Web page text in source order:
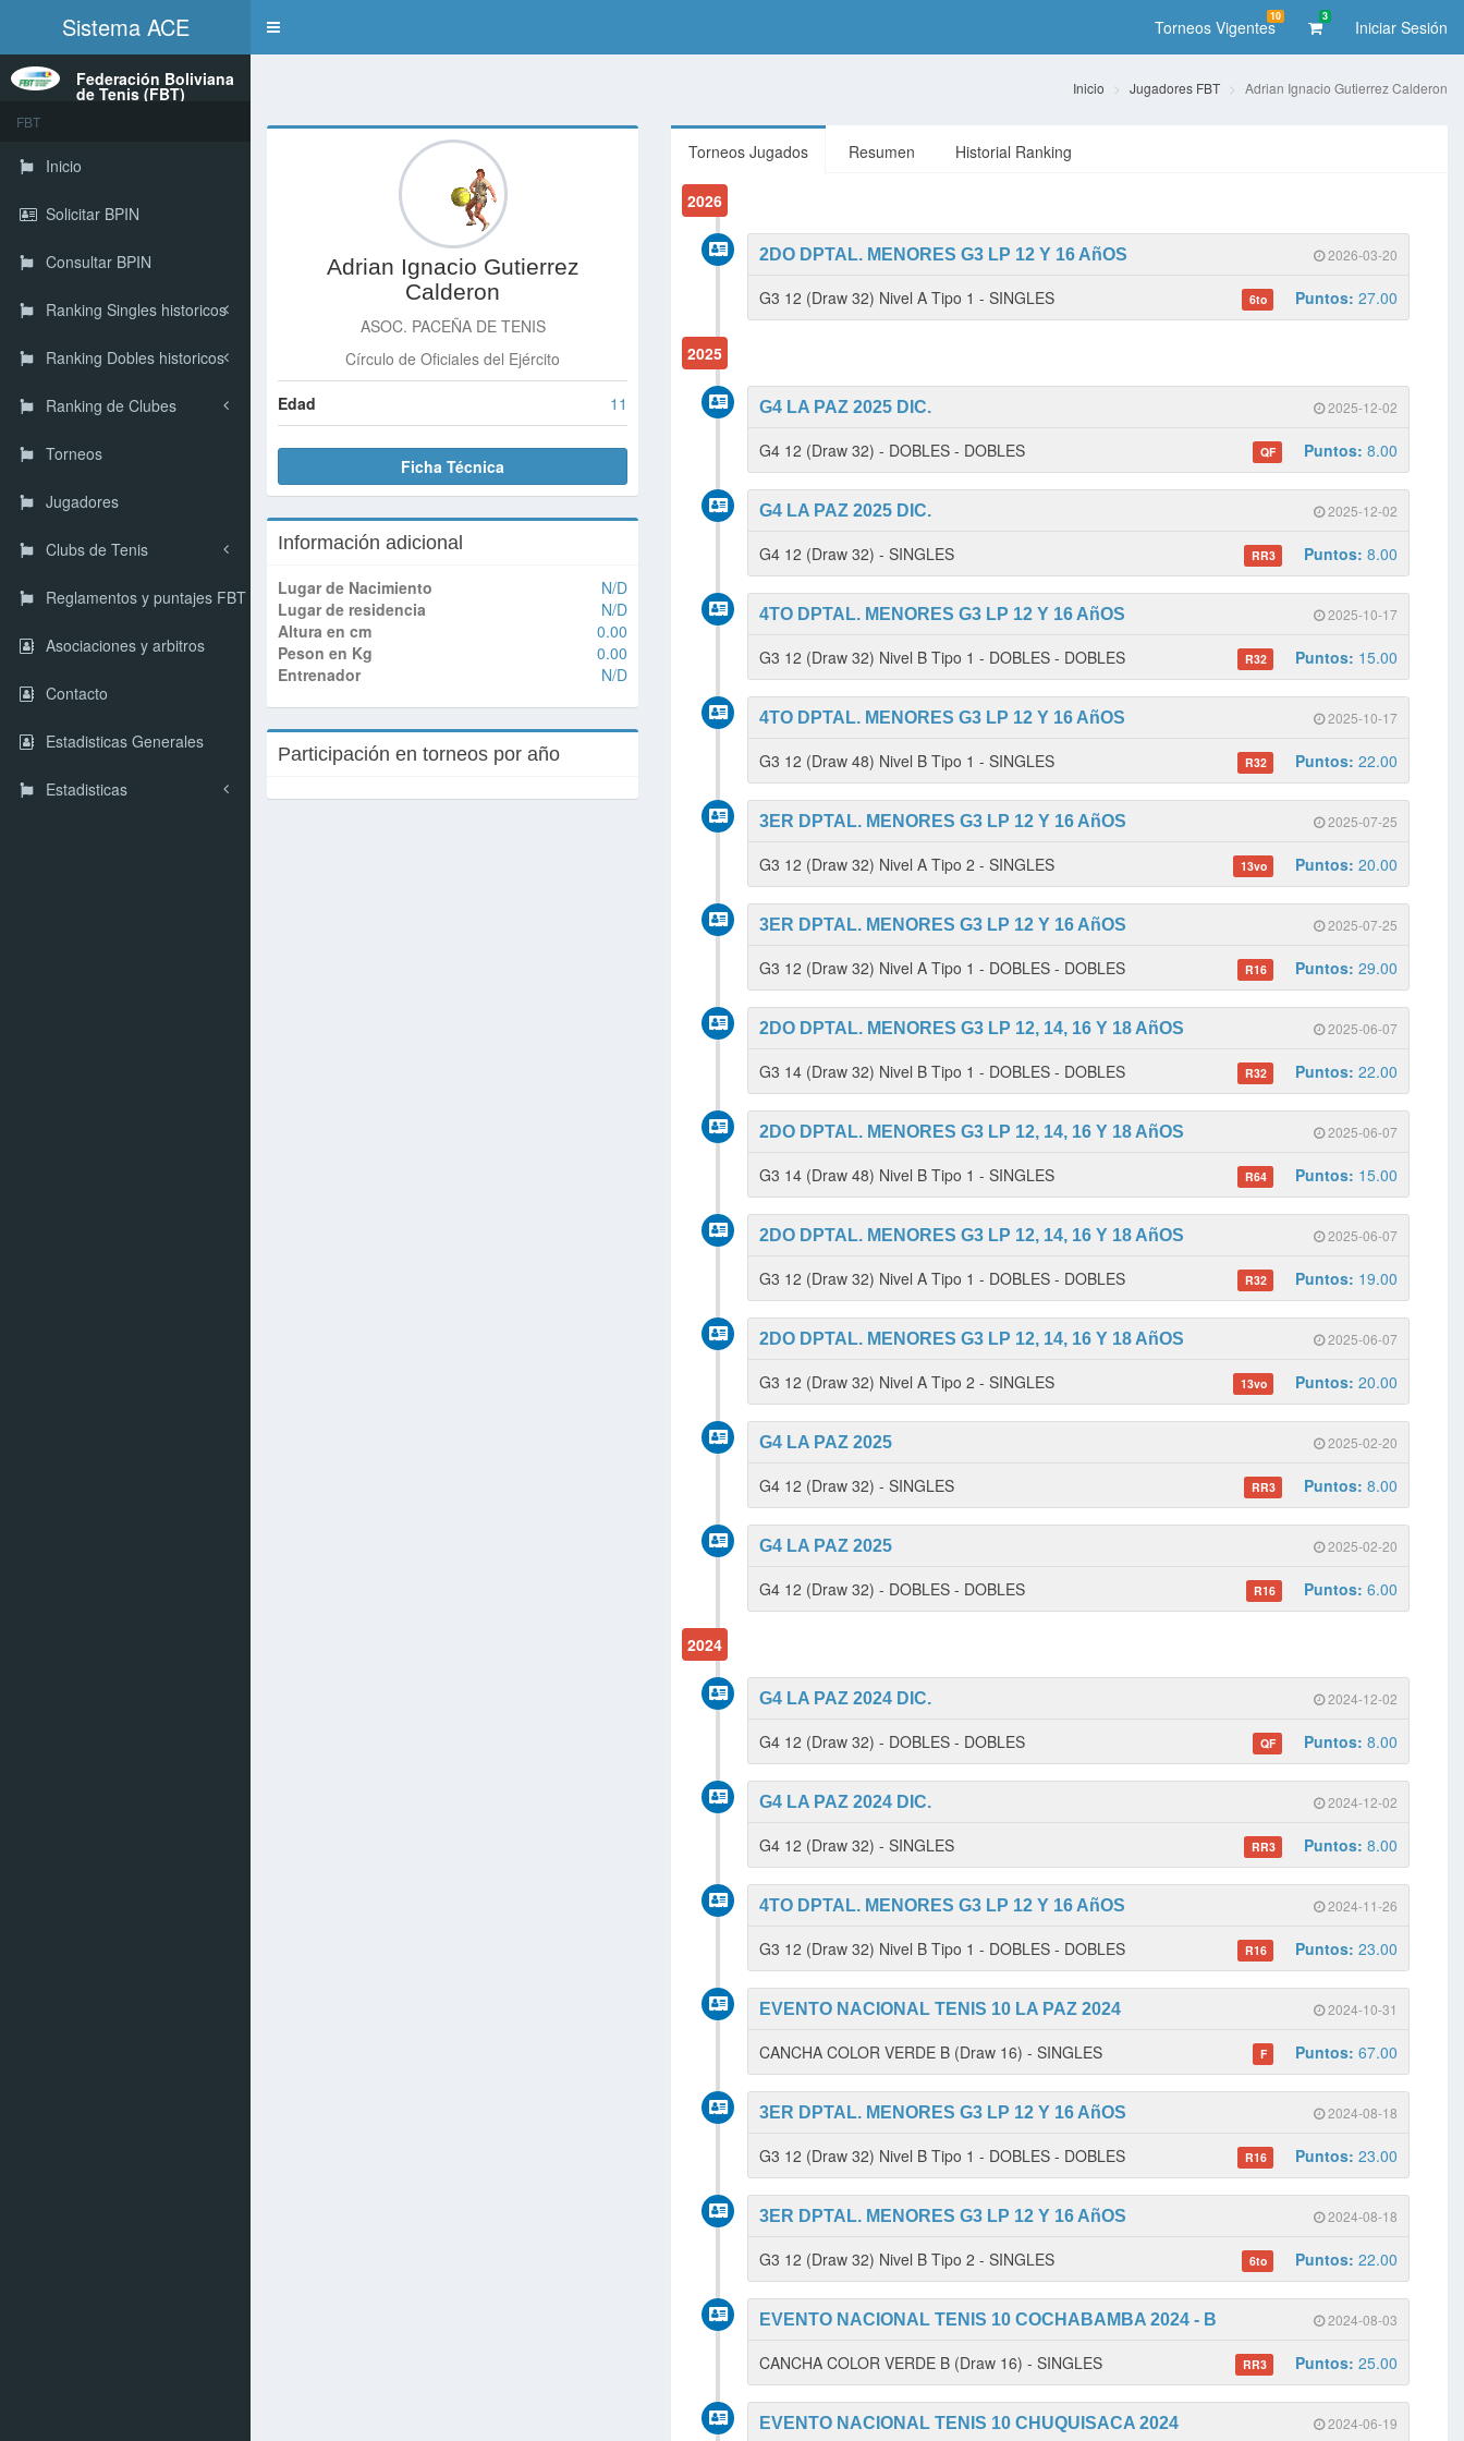
Sistema ACE
Toggle
Torneos Vigentes
10 3
Iniciar Sesión
Federación Boliviana
de Tenis (FBT)
FBT
Inicio
Solicitar BPIN
Consultar BPIN
Ranking Singles historicos
Ranking Dobles historicos
Ranking de Clubes
Torneos
Jugadores
Clubs de Tenis
Reglamentos y puntajes FBT
Asociaciones y arbitros
Contacto
Estadisticas Generales
Estadisticas
Inicio Jugadores FBT Adrian Ignacio Gutierrez Calderon
Adrian Ignacio Gutierrez
Calderon
ASOC. PACEÑA DE TENIS
Círculo de Oficiales del Ejército
Edad 11
Ficha Técnica
Información adicional
Lugar de Nacimiento
N/D
Lugar de residencia
N/D
Altura en cm
0.00
Peson en Kg
0.00
Entrenador
N/D
Participación en torneos por año
Torneos Jugados Resumen Historial Ranking
2026
2026-03-20
2DO DPTAL. MENORES G3 LP 12 Y 16 AñOS
G3 12 (Draw 32) Nivel A Tipo 1 - SINGLES 6to Puntos: 27.00
2025
2025-12-02
G4 LA PAZ 2025 DIC.
G4 12 (Draw 32) - DOBLES - DOBLES QF Puntos: 8.00
2025-12-02
G4 LA PAZ 2025 DIC.
G4 12 (Draw 32) - SINGLES RR3 Puntos: 8.00
2025-10-17
4TO DPTAL. MENORES G3 LP 12 Y 16 AñOS
G3 12 (Draw 32) Nivel B Tipo 1 - DOBLES - DOBLES R32 Puntos: 15.00
2025-10-17
4TO DPTAL. MENORES G3 LP 12 Y 16 AñOS
G3 12 (Draw 48) Nivel B Tipo 1 - SINGLES R32 Puntos: 22.00
2025-07-25
3ER DPTAL. MENORES G3 LP 12 Y 16 AñOS
G3 12 (Draw 32) Nivel A Tipo 2 - SINGLES 13vo Puntos: 20.00
2025-07-25
3ER DPTAL. MENORES G3 LP 12 Y 16 AñOS
G3 12 (Draw 32) Nivel A Tipo 1 - DOBLES - DOBLES R16 Puntos: 29.00
2025-06-07
2DO DPTAL. MENORES G3 LP 12, 14, 16 Y 18 AñOS
G3 14 (Draw 32) Nivel B Tipo 1 - DOBLES - DOBLES R32 Puntos: 22.00
2025-06-07
2DO DPTAL. MENORES G3 LP 12, 14, 16 Y 18 AñOS
G3 14 (Draw 48) Nivel B Tipo 1 - SINGLES R64 Puntos: 15.00
2025-06-07
2DO DPTAL. MENORES G3 LP 12, 14, 16 Y 18 AñOS
G3 12 (Draw 32) Nivel A Tipo 1 - DOBLES - DOBLES R32 Puntos: 19.00
2025-06-07
2DO DPTAL. MENORES G3 LP 12, 14, 16 Y 18 AñOS
G3 12 (Draw 32) Nivel A Tipo 2 - SINGLES 13vo Puntos: 20.00
2025-02-20
G4 LA PAZ 2025
G4 12 (Draw 32) - SINGLES RR3 Puntos: 8.00
2025-02-20
G4 LA PAZ 2025
G4 12 (Draw 32) - DOBLES - DOBLES R16 Puntos: 6.00
2024
2024-12-02
G4 LA PAZ 2024 DIC.
G4 12 (Draw 32) - DOBLES - DOBLES QF Puntos: 8.00
2024-12-02
G4 LA PAZ 2024 DIC.
G4 12 (Draw 32) - SINGLES RR3 Puntos: 8.00
2024-11-26
4TO DPTAL. MENORES G3 LP 12 Y 16 AñOS
G3 12 (Draw 32) Nivel B Tipo 1 - DOBLES - DOBLES R16 Puntos: 23.00
2024-10-31
EVENTO NACIONAL TENIS 10 LA PAZ 2024
CANCHA COLOR VERDE B (Draw 16) - SINGLES F Puntos: 67.00
2024-08-18
3ER DPTAL. MENORES G3 LP 12 Y 16 AñOS
G3 12 (Draw 32) Nivel B Tipo 1 - DOBLES - DOBLES R16 Puntos: 23.00
2024-08-18
3ER DPTAL. MENORES G3 LP 12 Y 16 AñOS
G3 12 (Draw 32) Nivel B Tipo 2 - SINGLES 6to Puntos: 22.00
2024-08-03
EVENTO NACIONAL TENIS 10 COCHABAMBA 2024 - B
CANCHA COLOR VERDE B (Draw 16) - SINGLES RR3 Puntos: 25.00
2024-06-19
EVENTO NACIONAL TENIS 10 CHUQUISACA 2024